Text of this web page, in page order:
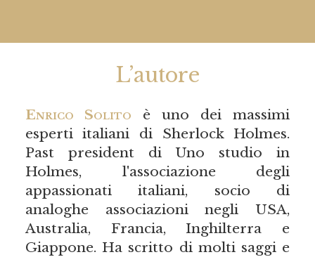
L’autore
Enrico Solito è uno dei massimi
esperti italiani di Sherlock Holmes.
Past president di Uno studio in
Holmes, l'associazione degli
appassionati italiani, socio di
analoghe associazioni negli USA,
Australia, Francia, Inghilterra e
Giappone. Ha scritto di molti saggi e